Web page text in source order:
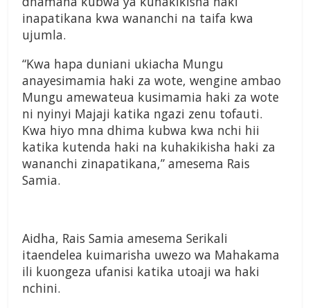
inapatikana kwa wananchi na taifa kwa
ujumla.
“Kwa hapa duniani ukiacha Mungu
anayesimamia haki za wote, wengine ambao
Mungu amewateua kusimamia haki za wote
ni nyinyi Majaji katika ngazi zenu tofauti.
Kwa hiyo mna dhima kubwa kwa nchi hii
katika kutenda haki na kuhakikisha haki za
wananchi zinapatikana,” amesema Rais
Samia.
Aidha, Rais Samia amesema Serikali
itaendelea kuimarisha uwezo wa Mahakama
ili kuongeza ufanisi katika utoaji wa haki
nchini.